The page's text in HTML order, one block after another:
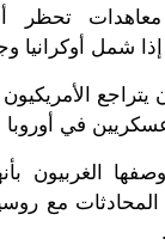
معاهدات تحظر
شمل أوكرانيا
يتراجع
في أوروبا
الغربيون
مع